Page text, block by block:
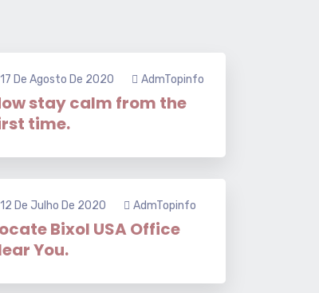
17 De Agosto De 2020 AdmTopinfo
stay calm from the
time.
12 De Julho De 2020 AdmTopinfo
Bixol USA Office
You.